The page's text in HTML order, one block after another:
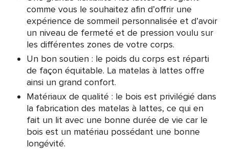
comme vous le souhaitez afin d’offrir une
expérience de sommeil personnalisée et d’avoir
un niveau de fermeté et de pression voulu sur
les différentes zones de votre corps.
Un bon soutien : le poids du corps est réparti
de façon équitable. La matelas à lattes offre
ainsi un grand confort.
Matériaux de qualité : le bois est privilégié dans
la fabrication des matelas à lattes, ce qui en
fait un lit avec une bonne durée de vie car le
bois est un matériau possédant une bonne
longévité.